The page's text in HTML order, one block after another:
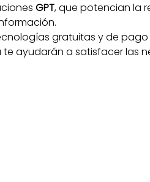
GPT, que potencian la
gratuitas y de pago
ayudarán a satisfacer las